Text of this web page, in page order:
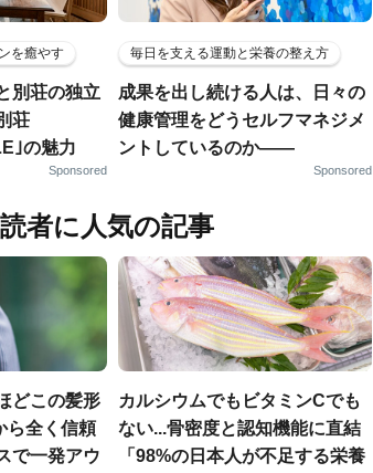
を癒やす
別荘の独立
荘
｣の魅力
Sponsored
毎日を支える運動と栄養の整え方
成果を出し続ける人は、日々の
健康管理をどうセルフマネジメ
ントしているのか——
Sponsored
者に人気の記事
どこの髪形
ら全く信頼
で一発アウ
カルシウムでもビタミンCでも
ない...骨密度と認知機能に直結
「98%の日本人が不足する栄養